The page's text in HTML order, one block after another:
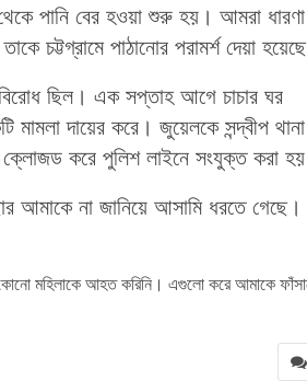
পানি বের হওয়া শুরু হয়। আমরা ধারণা
চট্টগ্রামে পাঠানোর পরামর্শ দেয়া
বিরোধ ছিল। এক সপ্তাহ আগে চাচার ঘর
মামলা দায়ের করে। জুয়েলকে সন্দ্বীপ থানা
ক্লোজড করে পুলিশ লাইনে সংযুক্ত করা
আমাকে না জানিয়ে আসামি ধরতে গেছে।
কোনো মহিলাকে আহত করিনি। এগুলো করে আমাকে